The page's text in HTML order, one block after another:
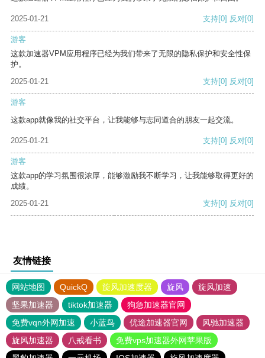
2025-01-21 支持[0] 反对[0]
游客
这款加速器VPM应用程序已经为我们带来了无限的隐私保护和安全性保
护。
2025-01-21
支持[0] 反对[0]
游客
这款app就像我的社交平台，让我能够与志同道合的朋友一起交流。
2025-01-21 支持[0] 反对[0]
游客
这款app的学习氛围很浓厚，能够激励我不断学习，让我能够取得更好的
成绩。
2025-01-21
支持[0] 反对[0]
友情链接
网站地图 QuickQ 旋风加速度器 旋风
旋风加速
坚果加速器
tiktok加速器
狗急加速器官网
免费vqn外网加速
小蓝鸟 优途加速器官网
风驰加速器
旋风加速器
八戒看书
免费vps加速器外网苹果版